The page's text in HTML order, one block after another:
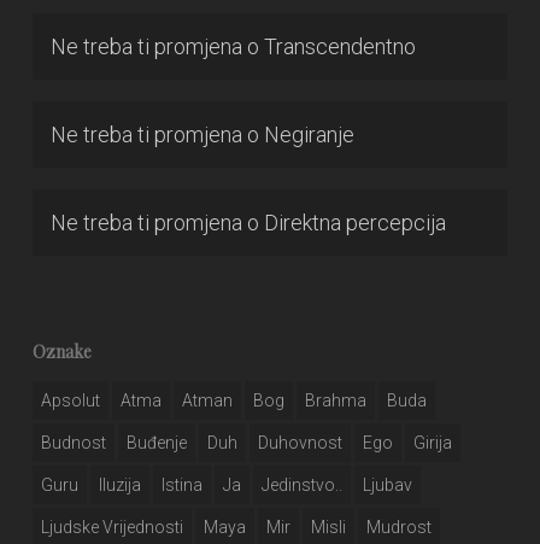
Ne treba ti promjena o Transcendentno
Ne treba ti promjena o Negiranje
Ne treba ti promjena o Direktna percepcija
Oznake
Apsolut Atma Atman Bog Brahma Buda
Budnost Buđenje Duh Duhovnost Ego Girija
Guru Iluzija Istina Ja Jedinstvo.. Ljubav
Ljudske Vrijednosti Maya Mir Misli Mudrost